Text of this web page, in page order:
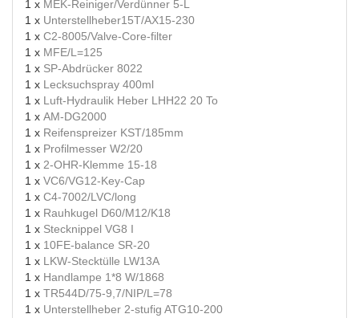
1 x MEK-Reiniger/Verdünner 5-L
1 x Unterstellheber15T/AX15-230
1 x C2-8005/Valve-Core-filter
1 x MFE/L=125
1 x SP-Abdrücker 8022
1 x Lecksuchspray 400ml
1 x Luft-Hydraulik Heber LHH22 20 To
1 x AM-DG2000
1 x Reifenspreizer KST/185mm
1 x Profilmesser W2/20
1 x 2-OHR-Klemme 15-18
1 x VC6/VG12-Key-Cap
1 x C4-7002/LVC/long
1 x Rauhkugel D60/M12/K18
1 x Stecknippel VG8 I
1 x 10FE-balance SR-20
1 x LKW-Stecktülle LW13A
1 x Handlampe 1*8 W/1868
1 x TR544D/75-9,7/NIP/L=78
1 x Unterstellheber 2-stufig ATG10-200